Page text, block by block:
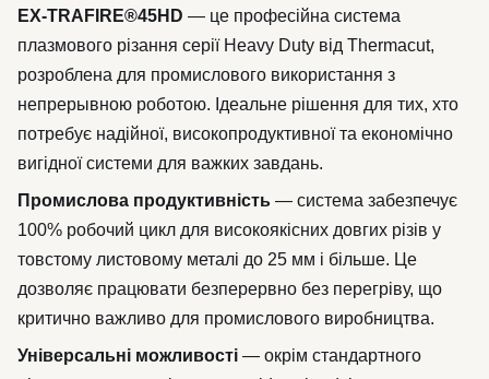
EX-TRAFIRE®45HD — це професійна система
плазмового різання серії Heavy Duty від Thermacut,
розроблена для промислового використання з
непрерывною роботою. Ідеальне рішення для тих, хто
потребує надійної, високопродуктивної та економічно
вигідної системи для важких завдань.
Промислова продуктивність — система забезпечує
100% робочий цикл для високоякісних довгих різів у
товстому листовому металі до 25 мм і більше. Це
дозволяє працювати безперервно без перегріву, що
критично важливо для промислового виробництва.
Універсальні можливості — окрім стандартного